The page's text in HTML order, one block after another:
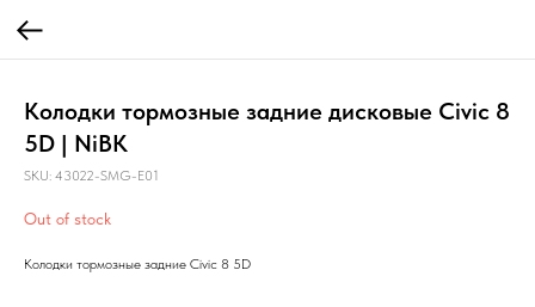
Колодки тормозные задние дисковые Civic 8
5D | NiBK
SKU: 43022-SMG-E01
Out of stock
Колодки тормозные задние Civic 8 5D